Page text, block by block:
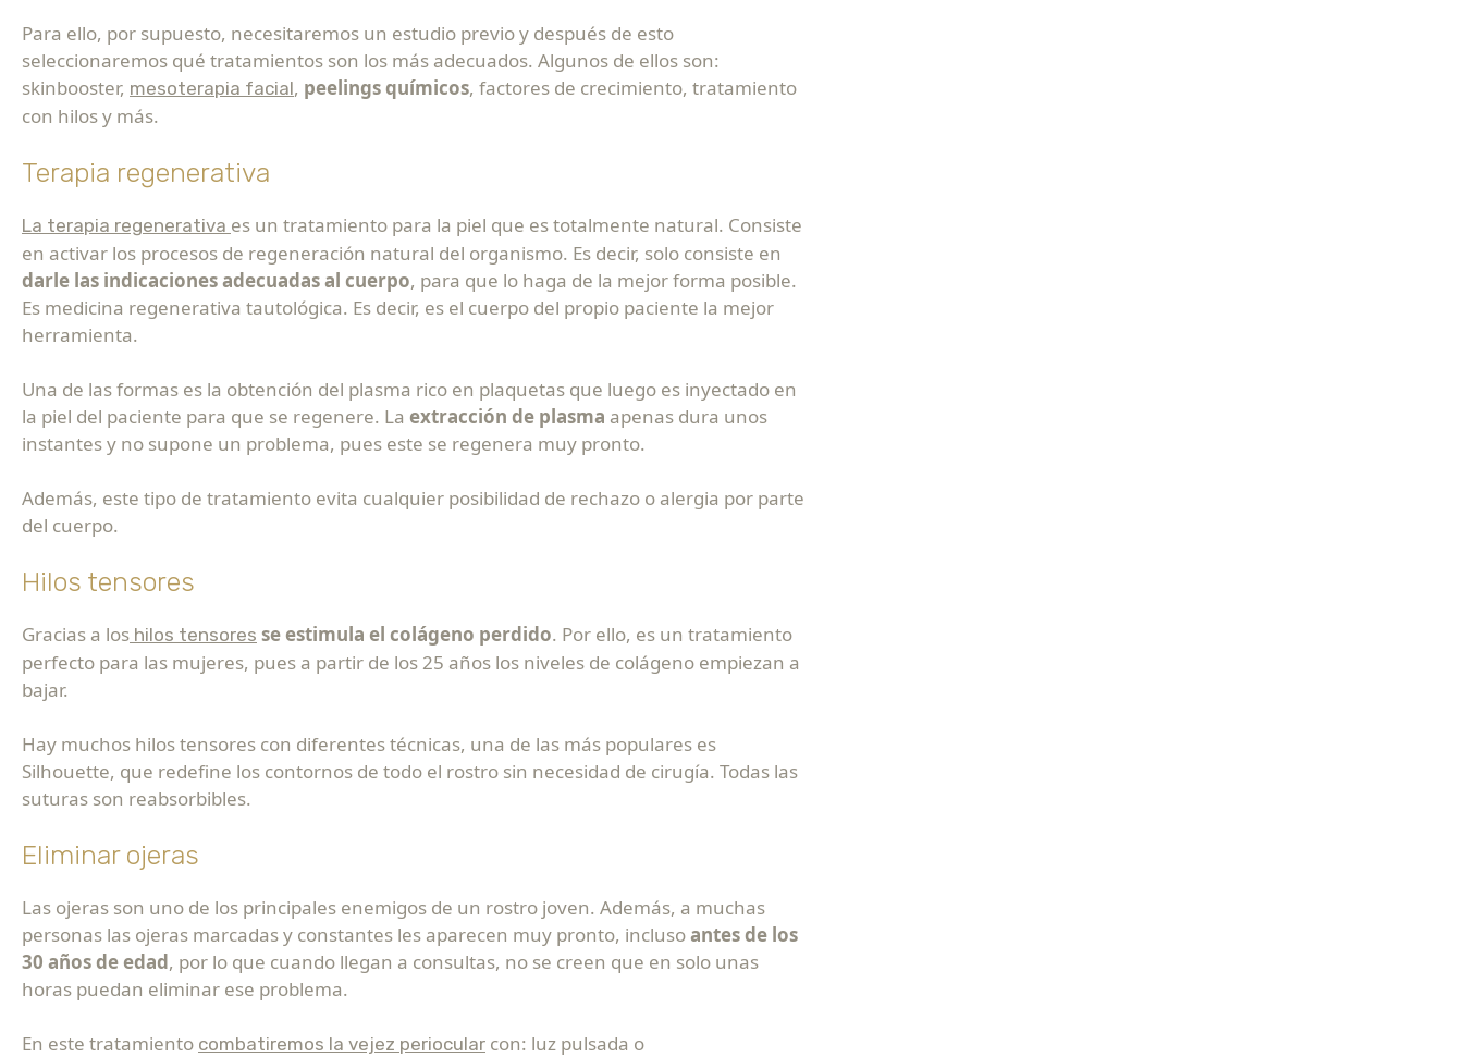
Para ello, por supuesto, necesitaremos un estudio previo y después de esto
seleccionaremos qué tratamientos son los más adecuados. Algunos de ellos son:
skinbooster, mesoterapia facial, peelings químicos, factores de crecimiento, tratamiento
con hilos y más.
Terapia regenerativa
La terapia regenerativa es un tratamiento para la piel que es totalmente natural. Consiste
en activar los procesos de regeneración natural del organismo. Es decir, solo consiste en
darle las indicaciones adecuadas al cuerpo, para que lo haga de la mejor forma posible.
Es medicina regenerativa tautológica. Es decir, es el cuerpo del propio paciente la mejor
herramienta.
Una de las formas es la obtención del plasma rico en plaquetas que luego es inyectado en
la piel del paciente para que se regenere. La extracción de plasma apenas dura unos
instantes y no supone un problema, pues este se regenera muy pronto.
Además, este tipo de tratamiento evita cualquier posibilidad de rechazo o alergia por parte
del cuerpo.
Hilos tensores
Gracias a los hilos tensores se estimula el colágeno perdido. Por ello, es un tratamiento
perfecto para las mujeres, pues a partir de los 25 años los niveles de colágeno empiezan a
bajar.
Hay muchos hilos tensores con diferentes técnicas, una de las más populares es
Silhouette, que redefine los contornos de todo el rostro sin necesidad de cirugía. Todas las
suturas son reabsorbibles.
Eliminar ojeras
Las ojeras son uno de los principales enemigos de un rostro joven. Además, a muchas
personas las ojeras marcadas y constantes les aparecen muy pronto, inclusoantes de los
30 años de edad, por lo que cuando llegan a consultas, no se creen que en solo unas
horas puedan eliminar ese problema.
En este tratamiento combatiremos la vejez periocular con: luz pulsada o